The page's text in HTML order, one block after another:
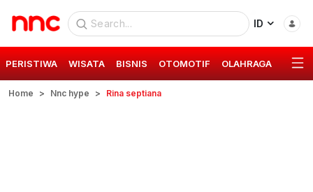
ID
PERISTIWA WISATA BISNIS OTOMOTIF OLAHRAGA GAYA
Home Nnc hype Rina septiana